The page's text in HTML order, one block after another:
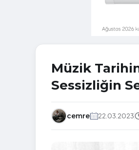
Müzik
Sessizliğin
cemre 22.03.2023